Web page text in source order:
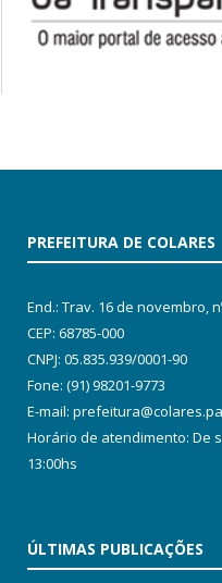
PREFEITURA DE COLARES
End.: Trav. 16 de novembro,
CEP: 68785-000
CNPJ: 05.835.939/0001-90
Fone: (91) 98201-9773
E-mail:
Horário de atendimento: De
13:00hs
ÚLTIMAS PUBLICAÇÕES